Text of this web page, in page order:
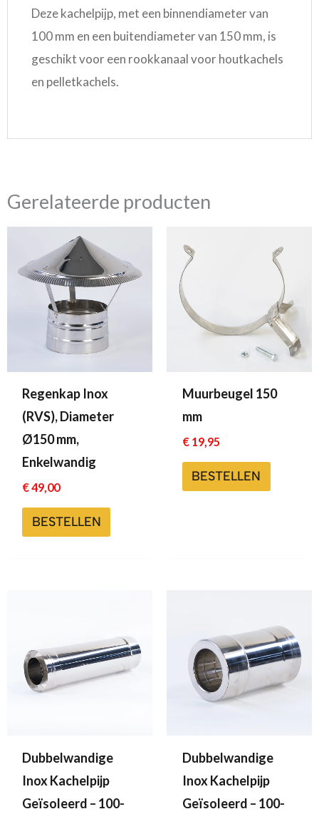
Deze kachelpijp, met een binnendiameter van
100 mm en een buitendiameter van 150 mm, is
geschikt voor een rookkanaal voor houtkachels
en pelletkachels.
Gerelateerde producten
Regenkap Inox
(RVS), Diameter
Ø150 mm,
Enkelwandig
€49,00
BESTELLEN
Muurbeugel 150
mm
€19,95
BESTELLEN
Dubbelwandige
Inox Kachelpijp
Geïsoleerd – 100-
Dubbelwandige
Inox Kachelpijp
Geïsoleerd – 100-